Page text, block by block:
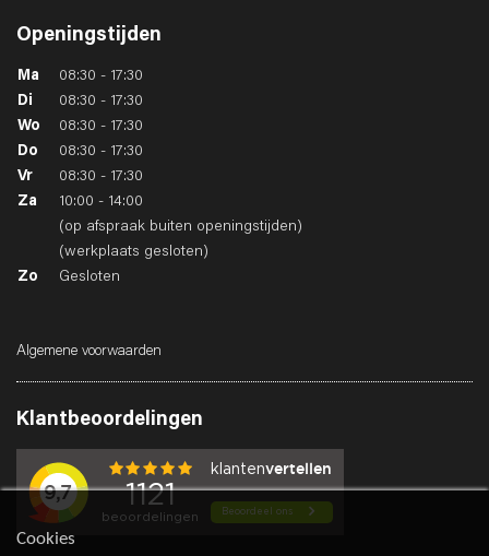
Openingstijden
Ma
08:30 - 17:30
Di
08:30 - 17:30
Wo
08:30 - 17:30
Do
08:30 - 17:30
Vr
08:30 - 17:30
Za
10:00 - 14:00
(op afspraak buiten openingstijden)
(werkplaats gesloten)
Zo
Gesloten
Algemene voorwaarden
Klantbeoordelingen
Cookies